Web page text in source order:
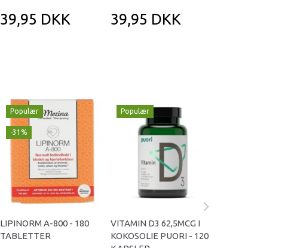
39,95 DKK 39,95 DKK
Populær
-31%
LIPINORM A-800 - 180
TABLETTER
Populær
VITAMIN D3 62,5MCG I
KOKOSOLIE PUORI - 120